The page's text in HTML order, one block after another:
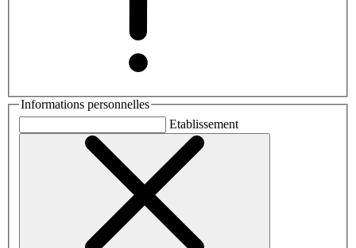
Informations personnelles
Etablissement